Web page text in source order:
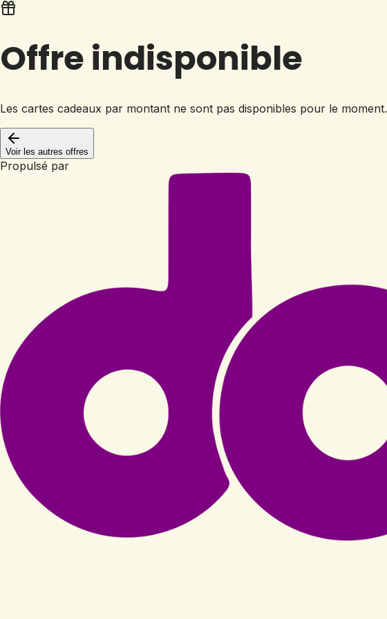
Offre indisponible
Les cartes cadeaux par montant ne sont pas disponibles pour le moment.
Voir les autres offres
Propulsé par